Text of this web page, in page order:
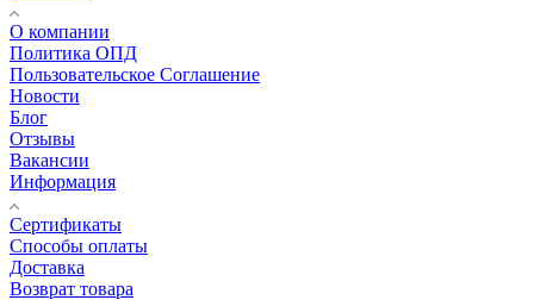
О компании
Политика ОПД
Пользовательское Соглашение
Новости
Блог
Отзывы
Вакансии
Информация
Сертификаты
Способы оплаты
Доставка
Возврат товара